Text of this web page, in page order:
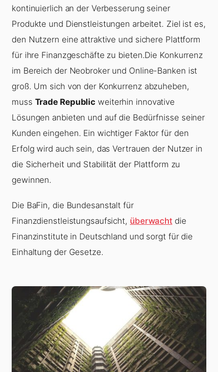
kontinuierlich an der Verbesserung seiner
Produkte und Dienstleistungen arbeitet. Ziel ist es,
den Nutzern eine attraktive und sichere Plattform
für ihre Finanzgeschäfte zu bieten.Die Konkurrenz
im Bereich der Neobroker und Online-Banken ist
groß. Um sich von der Konkurrenz abzuheben,
muss Trade Republic weiterhin innovative
Lösungen anbieten und auf die Bedürfnisse seiner
Kunden eingehen. Ein wichtiger Faktor für den
Erfolg wird auch sein, das Vertrauen der Nutzer in
die Sicherheit und Stabilität der Plattform zu
gewinnen.
Die BaFin, die Bundesanstalt für
Finanzdienstleistungsaufsicht, überwacht die
Finanzinstitute in Deutschland und sorgt für die
Einhaltung der Gesetze.